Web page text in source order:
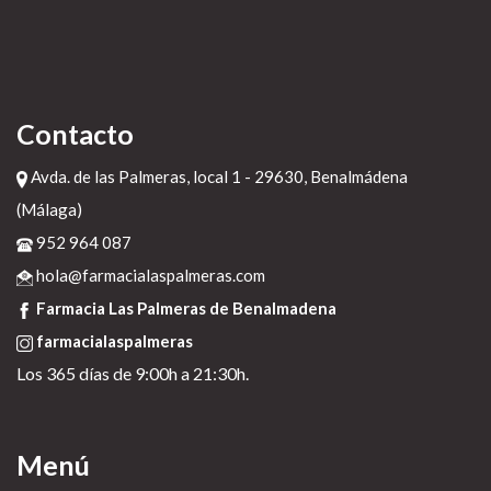
Contacto
Avda. de las Palmeras, local 1 - 29630, Benalmádena
(Málaga)
952 964 087
hola@farmacialaspalmeras.com
Farmacia Las Palmeras de Benalmadena
farmacialaspalmeras
Los 365 días de 9:00h a 21:30h.
Menú